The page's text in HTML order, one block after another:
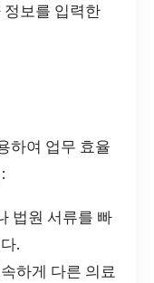
보를 입력한
하여 업무 효율
법원 서류를 빠
.
하게 다른 의료